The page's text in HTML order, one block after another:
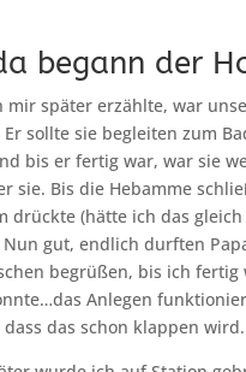
begann der
mir später erzählte, war
sollte sie begleiten zum
bis er fertig war, war sie
sie. Bis die Hebamme
drückte (hätte ich das
gut, endlich durften
begrüßen, bis ich
Anlegen
das schon klappen wird.